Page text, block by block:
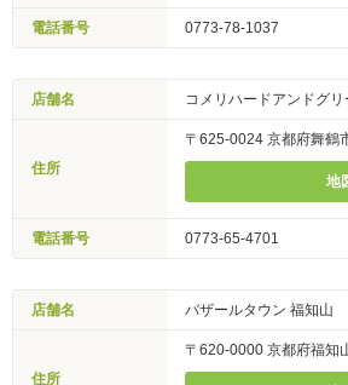
電話番号 0773-78-1037
店舗名 コメリハードアンドグ
住所
〒625-0024 京都府舞鶴
地
電話番号 0773-65-4701
店舗名 バザールタウン 福知山
住所
〒620-0000 京都府福知